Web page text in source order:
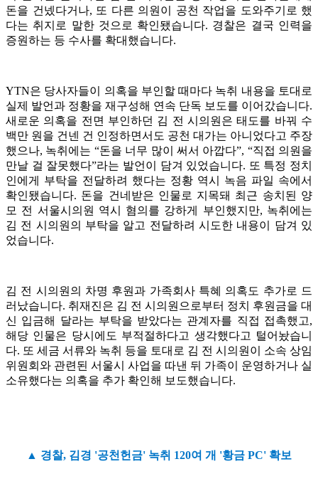
돈을 건넸다거나, 또 다른 의원이 공천 작업을 도와주기로 했
다는 취지로 말한 것으로 확인됐습니다. 경찰은 결국 인력을
증원하는 등 수사를 확대했습니다.
YTN은 당사자들이 의혹을 부인할 때마다 녹취 내용을 토대로
실제 발언과 정황을 재구성해 연속 단독 보도를 이어갔습니다.
새로운 의혹을 전면 부인하던 김 전 시의원은 태도를 바꿔 수
백만 원을 건넨 건 인정하면서도 공천 대가는 아니었다고 주장
했으나, 녹취에는 “돈을 너무 많이 써서 아깝다”, “직접 의원을
만날 걸 잘못했다”라는 발언이 담겨 있었습니다. 또 특정 정치
인에게 부탁을 전달하려 했다는 정황 역시 녹음 파일 속에서
확인됐습니다. 돈을 건네받은 인물로 지목돼 최근 송치된 양
모 전 서울시의원 역시 혐의를 강하게 부인했지만, 녹취에는
김 전 시의원의 부탁을 알고 전달하려 시도한 내용이 담겨 있
었습니다.
김 전 시의원의 차명 후원과 가족회사 특혜 의혹도 추가로 드
러났습니다. 취재진은 김 전 시의원으로부터 정치 후원금을 대
신 입금해 달라는 부탁을 받았다는 관계자를 직접 접촉했고,
해당 인물은 당시에도 부적절하다고 생각했다고 털어놨습니
다. 또 세금 서류와 녹취 등을 토대로 김 전 시의원이 소속 상임
위원회와 관련된 서울시 사업을 따낸 뒤 가족이 운영하거나 실
소유했다는 의혹을 추가 확인해 보도했습니다.
▲ 경찰, 김경 '공천헌금' 녹취 120여 개 '황금 PC' 확보